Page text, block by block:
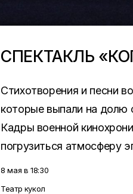
СПЕКТАКЛЬ
Стихотворения и песни
которые выпали на долю
Кадры военной
погрузиться атмосферу
8 мая в 18:30
Театр кукол